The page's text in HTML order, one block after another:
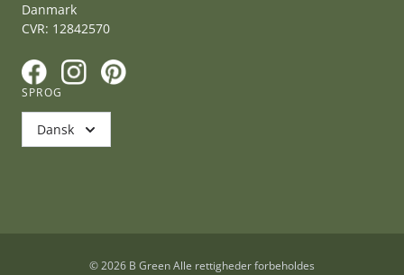
Danmark
CVR: 12842570
F I P
SPROG
Dansk
© 2026 B Green Alle rettigheder forbeholdes